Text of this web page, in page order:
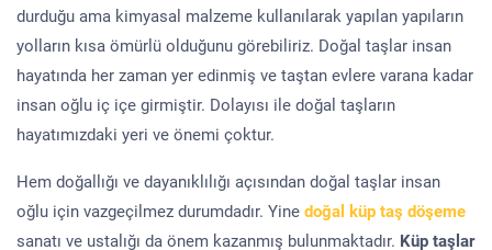
durduğu ama kimyasal malzeme kullanılarak yapılan yapıların
yolların kısa ömürlü olduğunu görebiliriz. Doğal taşlar insan
hayatında her zaman yer edinmiş ve taştan evlere varana kadar
insan oğlu iç içe girmiştir. Dolayısı ile doğal taşların
hayatımızdaki yeri ve önemi çoktur.
Hem doğallığı ve dayanıklılığı açısından doğal taşlar insan
oğlu için vazgeçilmez durumdadır. Yine doğal küp taş döşeme
sanatı ve ustalığı da önem kazanmış bulunmaktadır. Küp taşlar